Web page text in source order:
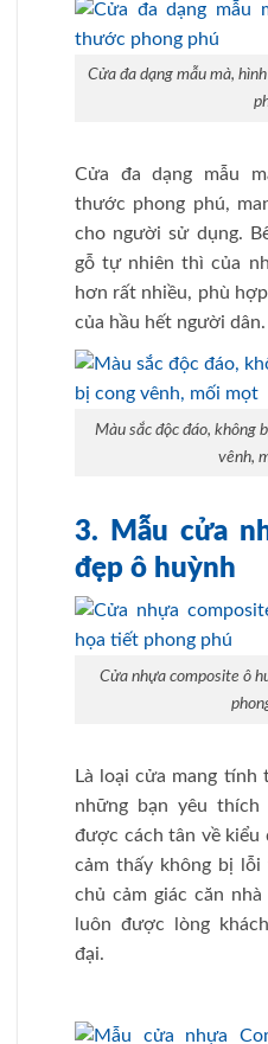
Cửa đa dạng mẫu mà,
Cửa đa dạng mẫu
thước phong phú,
cho người sử dụng.
gỗ tự nhiên thì của
hơn rất nhiều, phù
của hầu hết người dân.
Màu sắc độc đáo, không
vênh,
3. Mẫu cửa
đẹp ô huỳnh
Cửa nhựa composite ô
Là loại cửa mang tính
những bạn yêu
được cách tân về kiểu
cảm thấy không bị
chủ cảm giác căn
luôn được lòng
đại.